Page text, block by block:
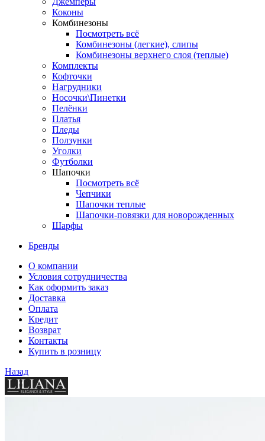
Коконы
Комбинезоны
Посмотреть всё
Комбинезоны (легкие), слипы
Комбинезоны верхнего слоя (теплые)
Комплекты
Кофточки
Нагрудники
Носочки\Пинетки
Пелёнки
Платья
Пледы
Ползунки
Уголки
Футболки
Шапочки
Посмотреть всё
Чепчики
Шапочки теплые
Шапочки-повязки для новорожденных
Шарфы
Бренды
О компании
Условия сотрудничества
Как оформить заказ
Доставка
Оплата
Кредит
Возврат
Контакты
Купить в розницу
Назад